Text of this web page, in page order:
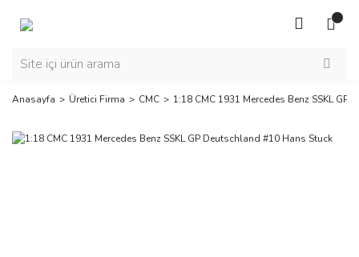
Anasayfa Üretici Firma CMC 1:18 CMC 1931 Mercedes Benz SSKL